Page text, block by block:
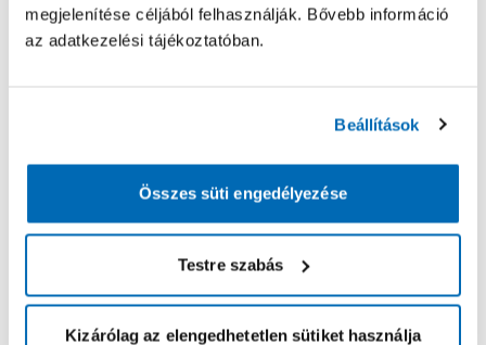
megjelenítése céljából felhasználják. Bővebb információ
az adatkezelési tájékoztatóban.
Beállítások
Összes süti engedélyezése
Testre szabás
Kizárólag az elengedhetetlen sütiket használja